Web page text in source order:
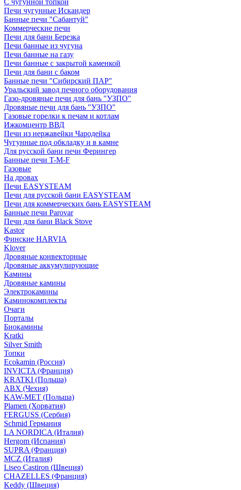
С чугунной топкой
Печи чугунные Искандер
Банные печи "Сабантуй"
Коммерческие печи
Печи для бани Березка
Печи банные из чугуна
Печи банные на газу
Печи банные с закрытой каменкой
Печи для бани с баком
Банные печи "Сибирский ПАР"
Уральский завод печного оборудования
Газо-дровяные печи для бань "УЗПО"
Дровяные печи для бань "УЗПО"
Газовые горелки к печам и котлам
Ижкомцентр ВВД
Печи из нержавейки Чародейка
Чугунные под обкладку и в камне
Для русской бани печи Ферингер
Банные печи T-M-F
Газовые
На дровах
Печи EASYSTEAM
Печи для русской бани EASYSTEAM
Печи для коммерческих бань EASYSTEAM
Банные печи Parovar
Печи для бани Black Stove
Kastor
Финские HARVIA
Klover
Дровяные конвекторные
Дровяные аккумулирующие
Камины
Дровяные камины
Электрокамины
Каминокомплекты
Очаги
Порталы
Биокамины
Kratki
Silver Smith
Топки
Ecokamin (Россия)
INVICTA (Франция)
KRATKI (Польша)
ABX (Чехия)
KAW-MET (Польша)
Plamen (Хорватия)
FERGUSS (Сербия)
Schmid Германия
LA NORDICA (Италия)
Hergom (Испания)
SUPRA (Франция)
MCZ (Италия)
Liseo Castiron (Швеция)
CHAZELLES (Франция)
Keddy (Швеция)